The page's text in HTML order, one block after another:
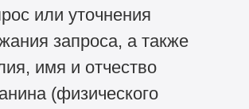
или уточнения
запроса, а также
имя и отчество
(физического